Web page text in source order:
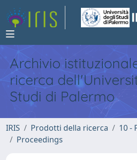
Archivio
ricerca
Studi di Palermo
IRIS Prodotti della ricerca
10 -
Proceedings